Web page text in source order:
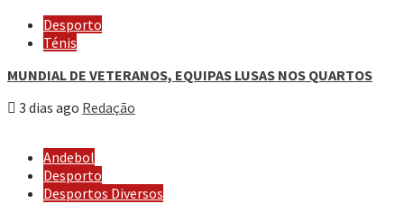
Desporto
Ténis
MUNDIAL DE VETERANOS, EQUIPAS LUSAS NOS QUARTOS
3 dias ago Redação
Andebol
Desporto
Desportos Diversos